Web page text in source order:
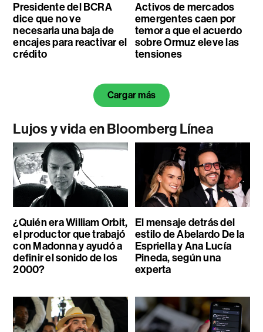
Presidente del BCRA
dice que no ve
necesaria una baja de
encajes para reactivar el
crédito
Activos de mercados
emergentes caen por
temor a que el acuerdo
sobre Ormuz eleve las
tensiones
Cargar más
Lujos y vida en Bloomberg Línea
¿Quién era William Orbit,
el productor que trabajó
con Madonna y ayudó a
definir el sonido de los
2000?
El mensaje detrás del
estilo de Abelardo De la
Espriella y Ana Lucía
Pineda, según una
experta